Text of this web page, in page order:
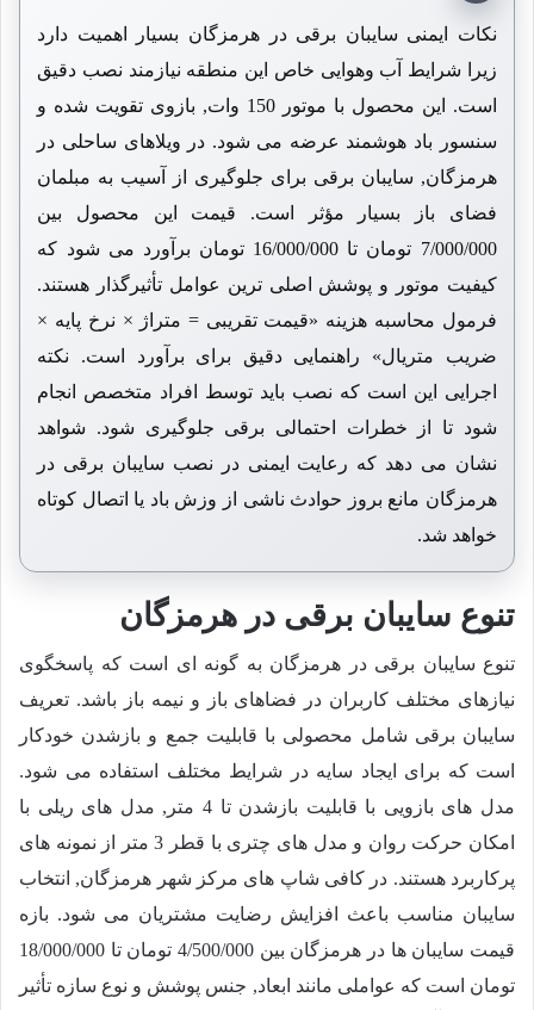
نکات ایمنی سایبان برقی در هرمزگان بسیار اهمیت دارد
زیرا شرایط آب وهوایی خاص این منطقه نیازمند نصب دقیق
است. این محصول با موتور 150 وات, بازوی تقویت شده و
سنسور باد هوشمند عرضه می شود. در ویلاهای ساحلی در
هرمزگان, سایبان برقی برای جلوگیری از آسیب به مبلمان
فضای باز بسیار مؤثر است. قیمت این محصول بین
7/000/000 تومان تا 16/000/000 تومان برآورد می شود که
کیفیت موتور و پوشش اصلی ترین عوامل تأثیرگذار هستند.
فرمول محاسبه هزینه «قیمت تقریبی = متراژ × نرخ پایه ×
ضریب متریال» راهنمایی دقیق برای برآورد است. نکته
اجرایی این است که نصب باید توسط افراد متخصص انجام
شود تا از خطرات احتمالی برقی جلوگیری شود. شواهد
نشان می دهد که رعایت ایمنی در نصب سایبان برقی در
هرمزگان مانع بروز حوادث ناشی از وزش باد یا اتصال کوتاه
خواهد شد.
تنوع سایبان برقی در هرمزگان
تنوع سایبان برقی در هرمزگان به گونه ای است که پاسخگوی
نیازهای مختلف کاربران در فضاهای باز و نیمه باز باشد. تعریف
سایبان برقی شامل محصولی با قابلیت جمع و بازشدن خودکار
است که برای ایجاد سایه در شرایط مختلف استفاده می شود.
مدل های بازویی با قابلیت بازشدن تا 4 متر, مدل های ریلی با
امکان حرکت روان و مدل های چتری با قطر 3 متر از نمونه های
پرکاربرد هستند. در کافی شاپ های مرکز شهر هرمزگان, انتخاب
سایبان مناسب باعث افزایش رضایت مشتریان می شود. بازه
قیمت سایبان ها در هرمزگان بین 4/500/000 تومان تا 18/000/000
تومان است که عواملی مانند ابعاد, جنس پوشش و نوع سازه تأثیر